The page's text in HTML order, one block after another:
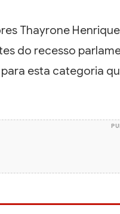
Thayrone Henrique
do recesso
esta categoria